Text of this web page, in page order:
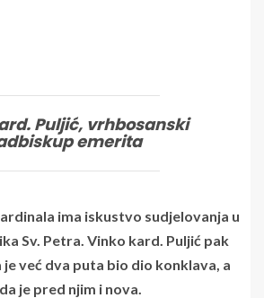
Puljić, vrhbosanski
emerita
ima iskustvo sudjelovanja u
Sv. Petra. Vinko kard. Puljić pak
već dva puta bio dio konklava, a
je pred njim i nova.